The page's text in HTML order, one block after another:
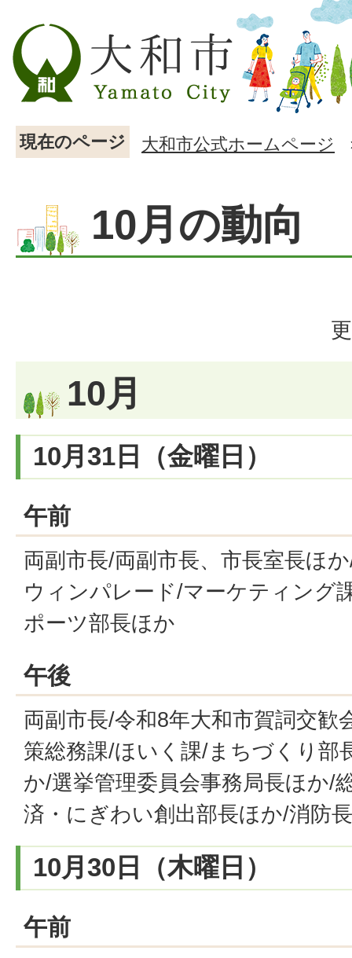
現在のページ 大和市公式ホームページ
10月の動向
10月
10月31日（金曜日）
午前
両副市長/両副市長、市長室長ほ
ウィンパレード/マーケティング
ポーツ部長ほか
午後
両副市長/令和8年大和市賀詞交歓
策総務課/ほいく課/まちづくり部
か/選挙管理委員会事務局長ほか/
済・にぎわい創出部長ほか/消防
10月30日（木曜日）
午前